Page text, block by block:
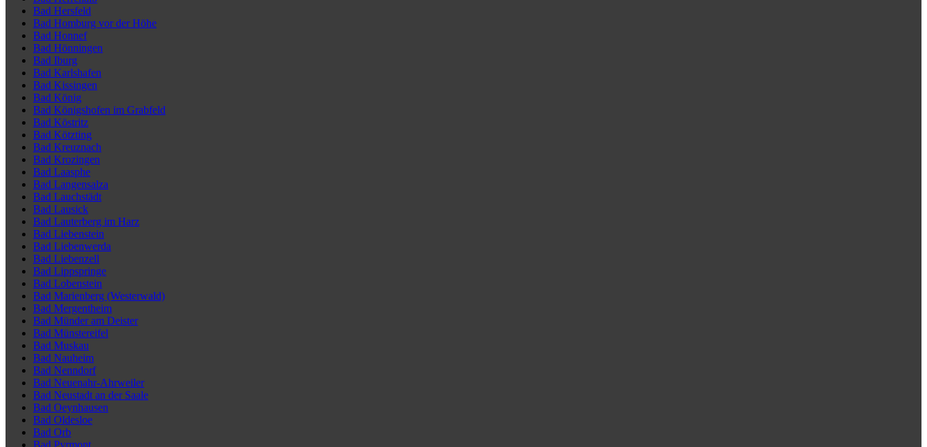
Bad Hersfeld
Bad Homburg vor der Höhe
Bad Honnef
Bad Hönningen
Bad Iburg
Bad Karlshafen
Bad Kissingen
Bad König
Bad Königshofen im Grabfeld
Bad Köstritz
Bad Kötzting
Bad Kreuznach
Bad Krozingen
Bad Laasphe
Bad Langensalza
Bad Lauchstädt
Bad Lausick
Bad Lauterberg im Harz
Bad Liebenstein
Bad Liebenwerda
Bad Liebenzell
Bad Lippspringe
Bad Lobenstein
Bad Marienberg (Westerwald)
Bad Mergentheim
Bad Münder am Deister
Bad Münstereifel
Bad Muskau
Bad Nauheim
Bad Nenndorf
Bad Neuenahr-Ahrweiler
Bad Neustadt an der Saale
Bad Oeynhausen
Bad Oldesloe
Bad Orb